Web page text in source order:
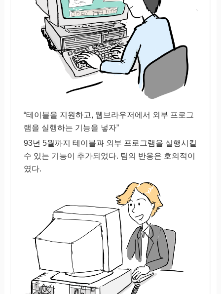
“테이블을 지원하고, 웹브라우저에서 외부 프로그
램을 실행하는 기능을 넣자”
93년 5월까지 테이블과 외부 프로그램을 실행시킬
수 있는 기능이 추가되었다. 팀의 반응은 호의적이
였다.